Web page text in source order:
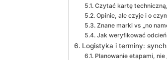
Czytać kartę
Opinie, ale czyje i o
Znane marki vs „no
Jak weryfikować
Logistyka i terminy:
Planowanie etapami, nie